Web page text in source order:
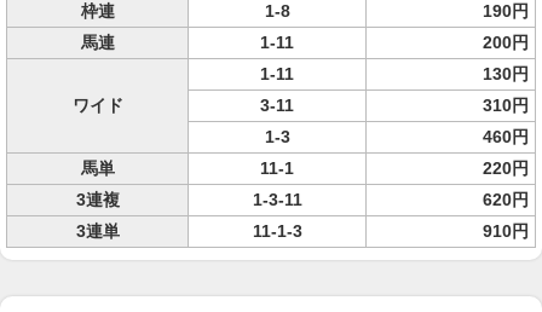
枠連
1-8
190円
馬連
1-11 200円
ワイド
1-11
130円
3-11
310円
1-3
460円
馬単
11-1
220円
3連複
1-3-11
620円
3連単
11-1-3 910円